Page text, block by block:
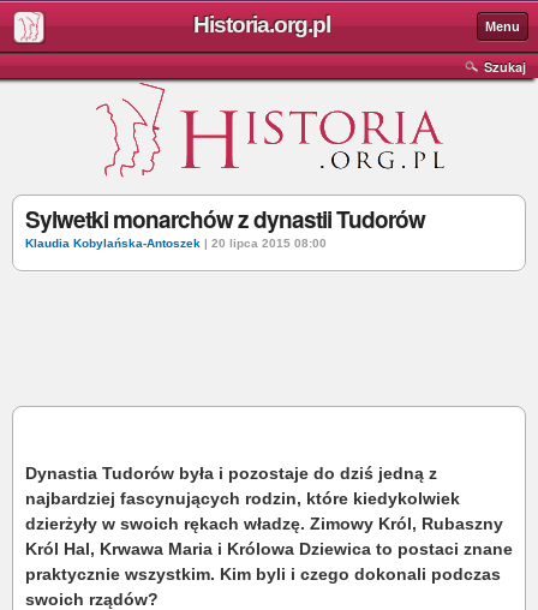
Historia.org.pl Menu
Szukaj
Sylwetki monarchów z dynastii Tudorów
Klaudia Kobylańska-Antoszek | 20 lipca 2015 08:00
Dynastia Tudorów była i pozostaje do dziś jedną z
najbardziej fascynujących rodzin, które kiedykolwiek
dzierżyły w swoich rękach władzę. Zimowy Król, Rubaszny
Król Hal, Krwawa Maria i Królowa Dziewica to postaci znane
praktycznie wszystkim. Kim byli i czego dokonali podczas
swoich rządów?